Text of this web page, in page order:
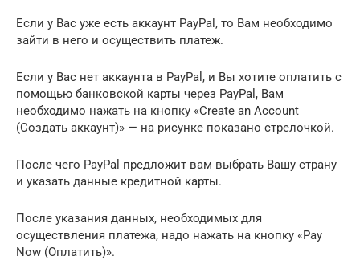
Если у Вас уже есть аккаунт PayPal, то Вам необходимо
зайти в него и осуществить платеж.
Если у Вас нет аккаунта в PayPal, и Вы хотите оплатить с
помощью банковской карты через PayPal, Вам
необходимо нажать на кнопку «Create an Account
(Создать аккаунт)» — на рисунке показано стрелочкой.
После чего PayPal предложит вам выбрать Вашу страну
и указать данные кредитной карты.
После указания данных, необходимых для
осуществления платежа, надо нажать на кнопку «Pay
Now (Оплатить)».